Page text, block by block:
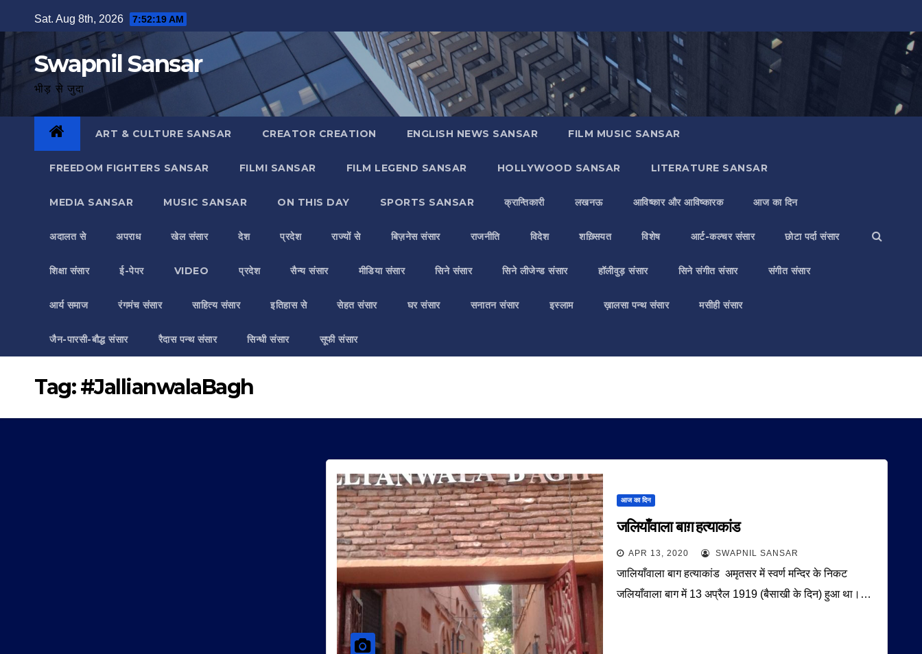
to
Sat. Aug 8th, 2026 7:52:20 AM
Swapnil Sansar
भीड़ से जुदा
ART & CULTURE SANSAR CREATOR CREATION ENGLISH NEWS SANSAR FILM MUSIC SANSAR
FREEDOM FIGHTERS SANSAR FILMI SANSAR FILM LEGEND SANSAR HOLLYWOOD SANSAR LITERATURE SANSAR
MEDIA SANSAR MUSIC SANSAR ON THIS DAY SPORTS SANSAR क्रान्तिकारी लखनऊ आविष्कार और आविष्कारक आज का दिन
अदालत से अपराध खेल संसार देश प्रदेश राज्यों से बिज़नेस संसार राजनीति विदेश शख़्सियत विशेष आर्ट-कल्चर संसार छोटा पर्दा संसार
शिक्षा संसार ई-पेपर VIDEO प्रदेश सैन्य संसार मीडिया संसार सिने संसार सिने लीजेन्ड संसार हॉलीवुड़ संसार सिने संगीत संसार संगीत संसार
आर्य समाज रंगमंच संसार साहित्य संसार इतिहास से सेहत संसार घर संसार सनातन संसार इस्लाम ख़ालसा पन्थ संसार मसीही संसार
जैन-पारसी-बौद्ध संसार रैदास पन्थ संसार सिन्धी संसार सूफी संसार
Tag:#JallianwalaBagh
आज का दिन
जलियाँवाला बाग़ हत्याकांड
APR 13, 2020 SWAPNIL SANSAR
जालियाँवाला बाग हत्याकांड अमृतसर में स्वर्ण मन्दिर के निकट
जलियाँवाला बाग में 13 अप्रैल 1919 (बैसाखी के दिन) हुआ था।…